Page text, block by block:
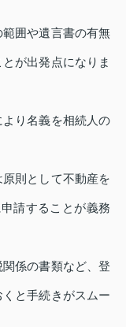
囲や遺言書の有無
が出発点になりま
り名義を相続人の
則として不動産を
請することが義務
係の書類など、登
と手続きがスムー